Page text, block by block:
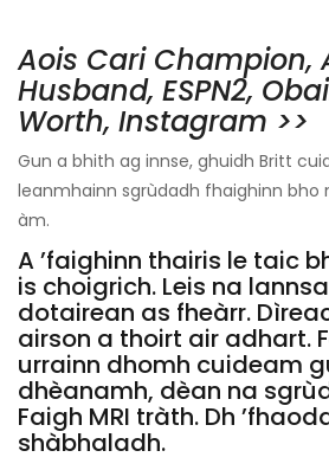
Aois Cari Champion,
Husband, ESPN2,
Worth, Instagram >>
Gun a bhith ag innse, ghuidh Britt
leanmhainn sgrùdadh fhaighinn bho
àm.
A ’faighinn thairis le taic
is choigrich. Leis na
dotairean as fheàrr.
airson a thoirt air adhart.
urrainn dhomh cuideam
dhèanamh, dèan na
Faigh MRI tràth. Dh
shàbhaladh.